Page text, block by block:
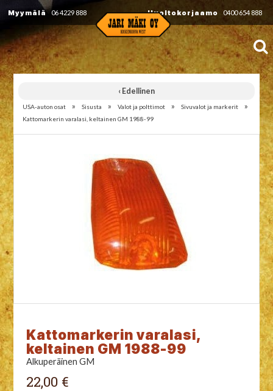
Myymälä 06 4229 888 Huoltokorjaamo 0400 654 888
‹ Edellinen
USA-auton osat » Sisusta » Valot ja polttimot » Sivuvalot ja markerit »
Kattomarkerin varalasi, keltainen GM 1988-99
Kattomarkerin varalasi,
keltainen GM 1988-99
Alkuperäinen GM
22,00 €